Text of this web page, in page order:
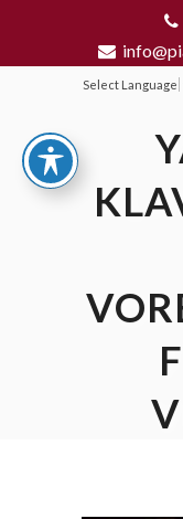
Select Language